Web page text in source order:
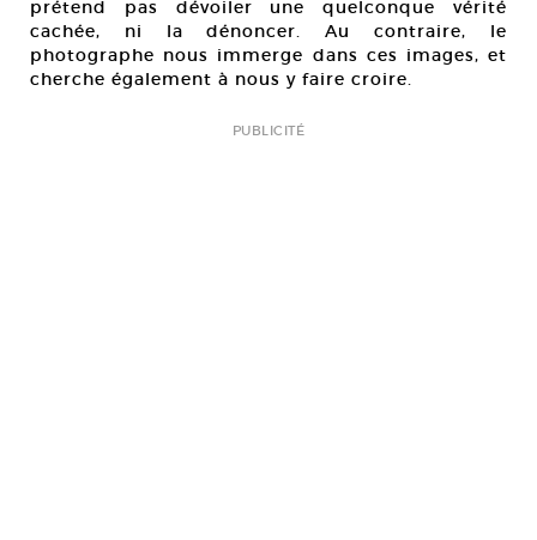
prétend pas dévoiler une quelconque vérité
cachée, ni la dénoncer. Au contraire, le
photographe nous immerge dans ces images, et
cherche également à nous y faire croire.
PUBLICITÉ